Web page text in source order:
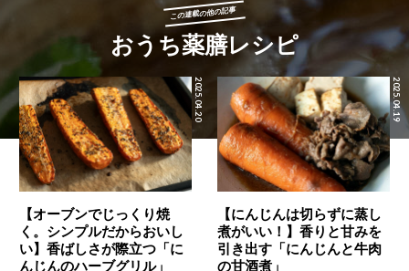
この連載の他の記事
おうち薬膳レシピ
2025.04.20
【オーブンでじっくり焼
く。シンプルだからおいし
い】香ばしさが際立つ「に
んじんのハーブグリル」
2025.04.19
【にんじんは切らずに蒸し
煮がいい！】香りと甘みを
引き出す「にんじんと牛肉
の甘酒煮」